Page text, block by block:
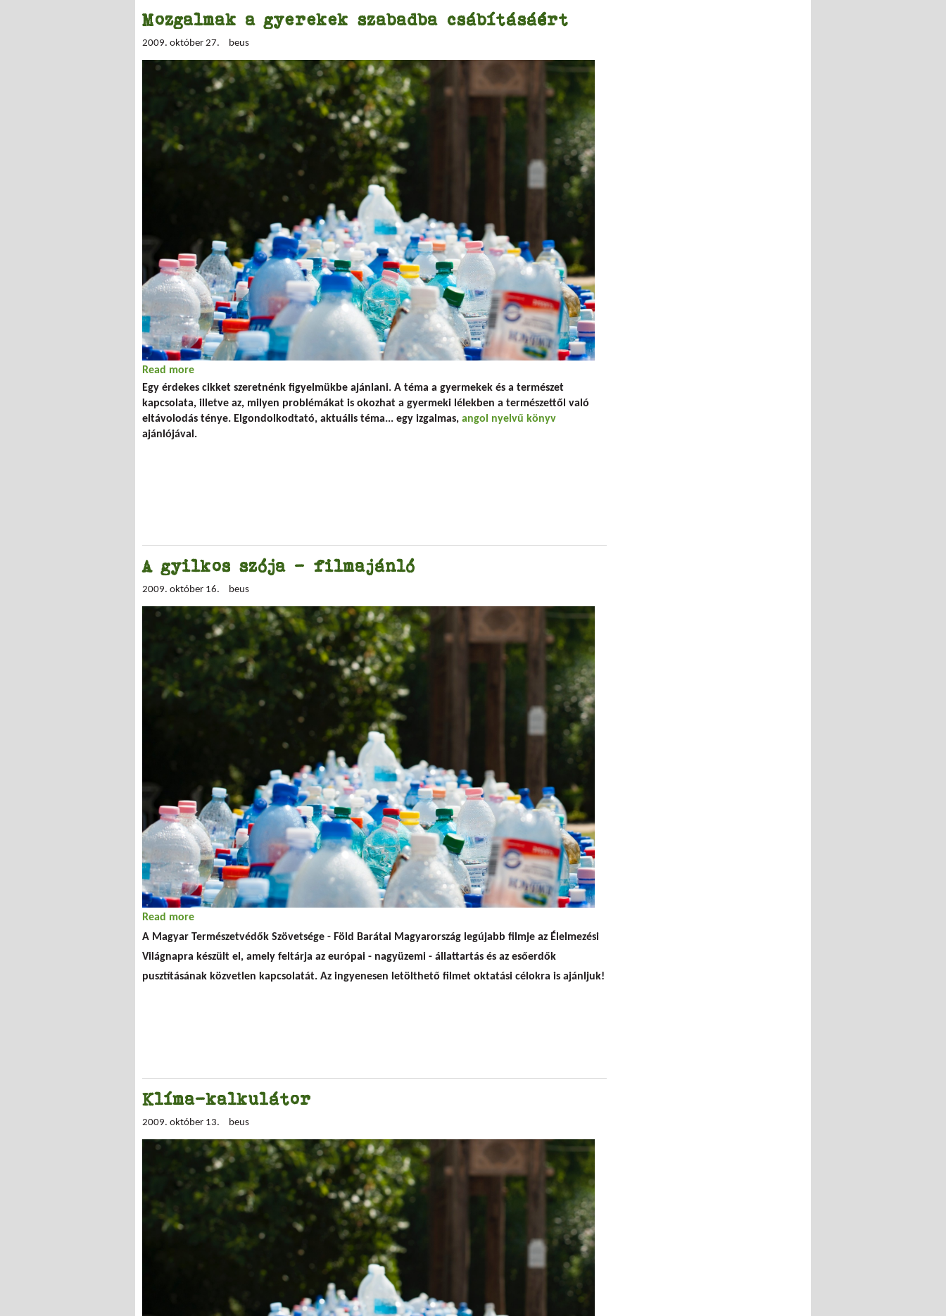
Mozgalmak a gyerekek szabadba csábításáért
2009. október 27. beus
Read more
Egy érdekes cikket szeretnénk figyelmükbe ajánlani. A téma a gyermekek és a természet
kapcsolata, illetve az, milyen problémákat is okozhat a gyermeki lélekben a természettől való
eltávolodás ténye. Elgondolkodtató, aktuális téma... egy izgalmas, angol nyelvű könyv
ajánlójával.
A gyilkos szója - filmajánló
2009. október 16. beus
Read more
A Magyar Természetvédők Szövetsége - Föld Barátai Magyarország legújabb filmje az Élelmezési
Világnapra készült el, amely feltárja az európai - nagyüzemi - állattartás és az esőerdők
pusztításának közvetlen kapcsolatát. Az ingyenesen letölthető filmet oktatási célokra is ajánljuk!
Klíma-kalkulátor
2009. október 13. beus